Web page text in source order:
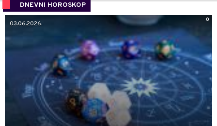
DNEVNI HOROSKOP
0
03.06.2026.